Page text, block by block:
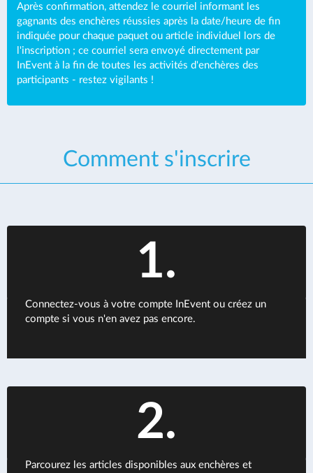
Après confirmation, attendez le courriel informant les
gagnants des enchères réussies après la date/heure de fin
indiquée pour chaque paquet ou article individuel lors de
l'inscription ; ce courriel sera envoyé directement par
InEvent à la fin de toutes les activités d'enchères des
participants - restez vigilants !
Comment s'inscrire
1.
Connectez-vous à votre compte InEvent ou créez un
compte si vous n'en avez pas encore.
2.
Parcourez les articles disponibles aux enchères et